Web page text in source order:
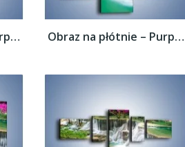
Obraz na płótnie – Purpurowy las i... Obraz na płótnie – Purpurowy las i...